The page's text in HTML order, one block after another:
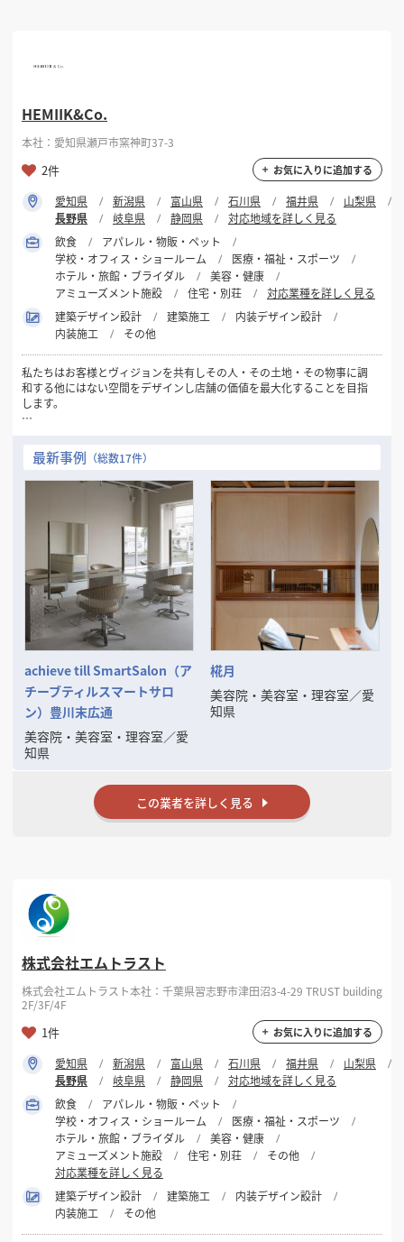
HEMIIK&Co.
本社：愛知県瀬戸市窯神町37-3
2件 お気に入りに追加する
愛知県 新潟県 富山県 石川県 福井県
山梨県
長野県
岐阜県 静岡県
対応地域を詳しく見る
飲食
アパレル・物販・ペット
学校・オフィス・ショールーム
医療・福祉・スポーツ
ホテル・旅館・ブライダル
美容・健康
アミューズメント施設
住宅・別荘
対応業種を詳しく見る
建築デザイン設計
建築施工
内装デザイン設計
内装施工
その他
​私たちはお客様とヴィジョンを共有しその人・その土地・その物事に調
和する他にはない空間をデザインし店舗の価値を最大化することを目指
します。
最新事例 （総数17件）
achieve till SmartSalon（ア
チーブティルスマートサロ
ン）豊川末広通
美容院・美容室・理容室 ／愛
知県
椛月
美容院・美容室・理容室 ／愛
知県
この業者を詳しく見る
株式会社エムトラスト
株式会社エムトラスト本社：千葉県習志野市津田沼3-4-29 TRUST building
2F/3F/4F
1件 お気に入りに追加する
愛知県 新潟県 富山県 石川県 福井県
山梨県
長野県
岐阜県 静岡県
対応地域を詳しく見る
飲食
アパレル・物販・ペット
学校・オフィス・ショールーム
医療・福祉・スポーツ
ホテル・旅館・ブライダル
美容・健康
アミューズメント施設
住宅・別荘
その他
対応業種を詳しく見る
建築デザイン設計
建築施工
内装デザイン設計
内装施工
その他